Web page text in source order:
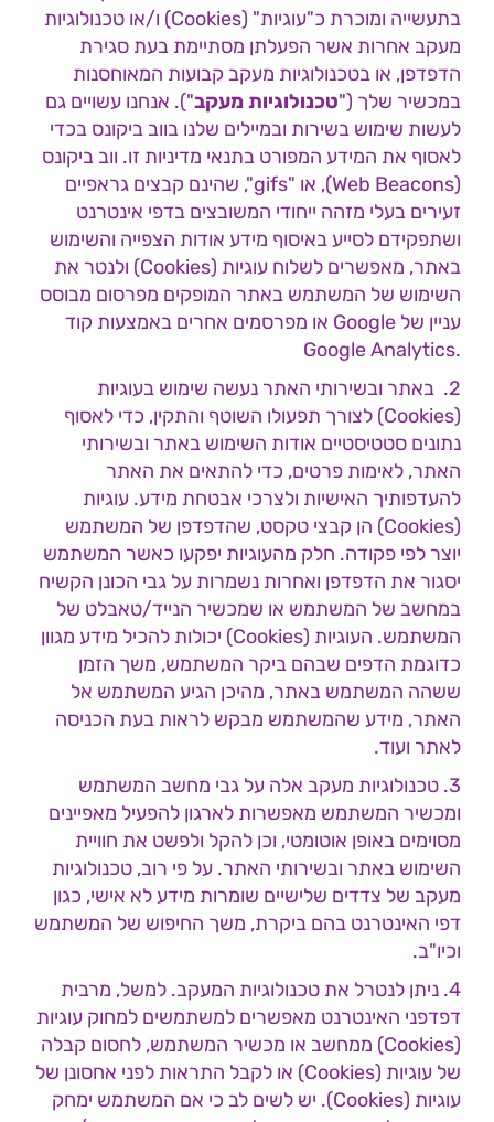
בתעשייה ומוכרת כ"עוגיות" (Cookies) ו/או טכנולוגיות
מעקב אחרות אשר הפעלתן מסתיימת בעת סגירת
הדפדפן, או בטכנולוגיות מעקב קבועות המאוחסנות
במכשיר שלך ("טכנולוגיות מעקב"). אנחנו עשויים גם
לעשות שימוש בשירות ובמיילים שלנו בווב ביקונס בכדי
לאסוף את המידע המפורט בתנאי מדיניות זו. ווב ביקונס
(Web Beacons), או "gifs", שהינם קבצים גראפיים
זעירים בעלי מזהה ייחודי המשובצים בדפי אינטרנט
ושתפקידם לסייע באיסוף מידע אודות הצפייה והשימוש
באתר, מאפשרים לשלוח עוגיות (Cookies) ולנטר את
השימוש של המשתמש באתר המופקים מפרסום מבוסס
עניין של Google או מפרסמים אחרים באמצעות קוד
.Google Analytics
2. באתר ובשירותי האתר נעשה שימוש בעוגיות
(Cookies) לצורך תפעולו השוטף והתקין, כדי לאסוף
נתונים סטטיסטיים אודות השימוש באתר ובשירותי
האתר, לאימות פרטים, כדי להתאים את האתר
להעדפותיך האישיות ולצרכי אבטחת מידע. עוגיות
(Cookies) הן קבצי טקסט, שהדפדפן של המשתמש
יוצר לפי פקודה. חלק מהעוגיות יפקעו כאשר המשתמש
יסגור את הדפדפן ואחרות נשמרות על גבי הכונן הקשיח
במחשב של המשתמש או שמכשיר הנייד/טאבלט של
המשתמש. העוגיות (Cookies) יכולות להכיל מידע מגוון
כדוגמת הדפים שבהם ביקר המשתמש, משך הזמן
ששהה המשתמש באתר, מהיכן הגיע המשתמש אל
האתר, מידע שהמשתמש מבקש לראות בעת הכניסה
לאתר ועוד.
3. טכנולוגיות מעקב אלה על גבי מחשב המשתמש
ומכשיר המשתמש מאפשרות לארגון להפעיל מאפיינים
מסוימים באופן אוטומטי, וכן להקל ולפשט את חוויית
השימוש באתר ובשירותי האתר. על פי רוב, טכנולוגיות
מעקב של צדדים שלישיים שומרות מידע לא אישי, כגון
דפי האינטרנט בהם ביקרת, משך החיפוש של המשתמש
וכיו"ב.
4. ניתן לנטרל את טכנולוגיות המעקב. למשל, מרבית
דפדפני האינטרנט מאפשרים למשתמשים למחוק עוגיות
(Cookies) ממחשב או מכשיר המשתמש, לחסום קבלה
של עוגיות (Cookies) או לקבל התראות לפני אחסונן של
עוגיות (Cookies). יש לשים לב כי אם המשתמש ימחק